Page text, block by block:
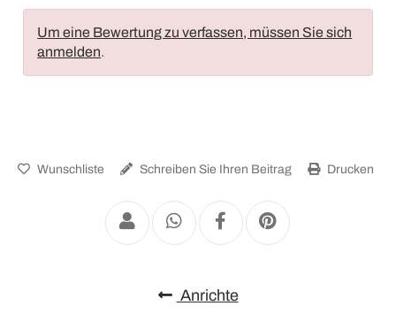
Um eine Bewertung zu verfassen, müssen Sie sich
anmelden.
Wunschliste Schreiben Sie Ihren Beitrag Drucken
Anrichte